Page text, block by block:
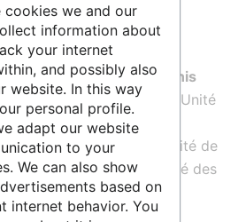
de Physique des 2 Infinis
Curie, ouIJCLab, est une Unité
duCNRS, de
Paris Saclay et de l’Université de
sur le campus de la Faculté des
cookies we and our
information about
your internet
and possibly also
website. In this way
personal profile.
adapt our website
to your
We can also show
based on
internet behavior. You